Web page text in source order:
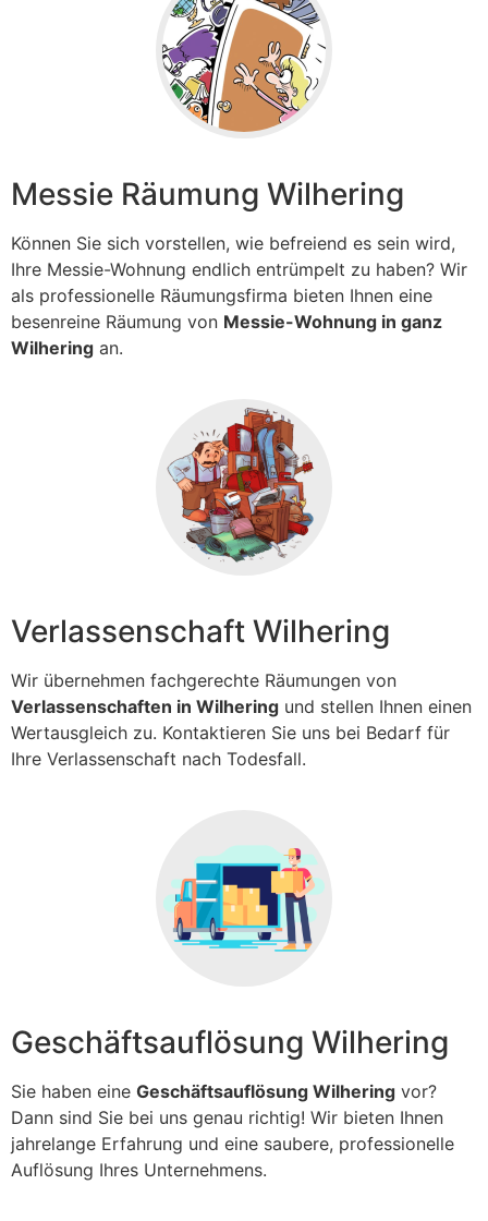
Messie Räumung Wilhering
Können Sie sich vorstellen, wie befreiend es sein wird,
Ihre Messie-Wohnung endlich entrümpelt zu haben? Wir
als professionelle Räumungsfirma bieten Ihnen eine
besenreine Räumung von Messie-Wohnung in ganz
Wilhering an.
Verlassenschaft Wilhering
Wir übernehmen fachgerechte Räumungen von
Verlassenschaften in Wilhering und stellen Ihnen einen
Wertausgleich zu. Kontaktieren Sie uns bei Bedarf für
Ihre Verlassenschaft nach Todesfall.
Geschäftsauflösung Wilhering
Sie haben eine Geschäftsauflösung Wilhering vor?
Dann sind Sie bei uns genau richtig! Wir bieten Ihnen
jahrelange Erfahrung und eine saubere, professionelle
Auflösung Ihres Unternehmens.